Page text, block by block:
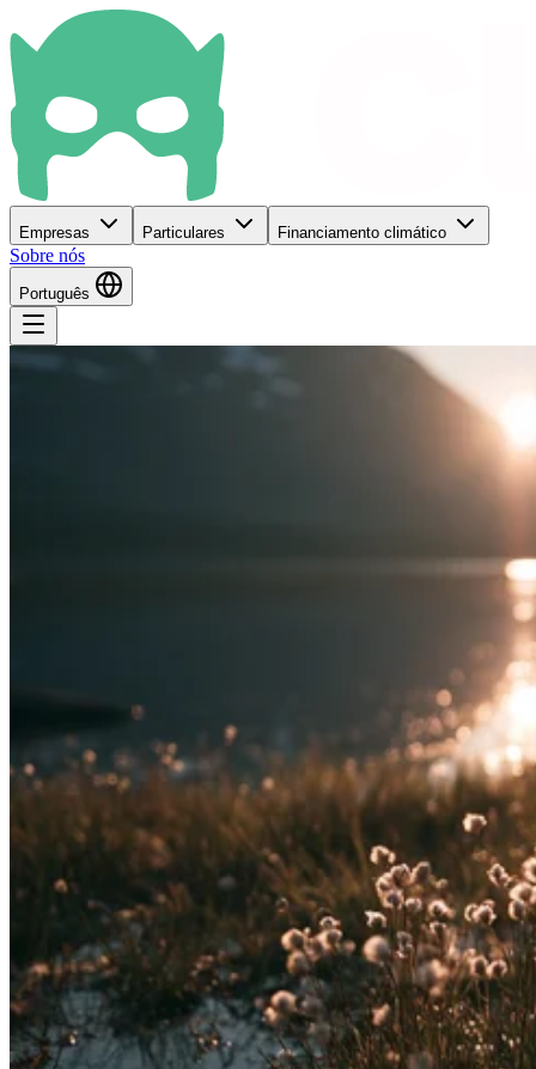
Empresas Particulares Financiamento climático
Sobre nós
Português